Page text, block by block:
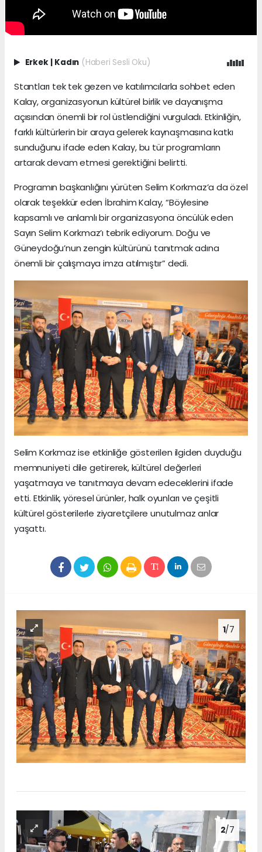
Erkek | Kadın (Haberi Sesli Oku)
Stantları tek tek gezen ve katılımcılarla sohbet eden
Kalay, organizasyonun kültürel birlik ve dayanışma
açısından önemli bir rol üstlendiğini vurguladı. Etkinliğin,
farklı kültürlerin bir araya gelerek kaynaşmasına katkı
sunduğunu ifade eden Kalay, bu tür programların
artarak devam etmesi gerektiğini belirtti.
Programın başkanlığını yürüten Selim Korkmaz’a da özel
olarak teşekkür eden İbrahim Kalay, “Böylesine
kapsamlı ve anlamlı bir organizasyona öncülük eden
Sayın Selim Korkmaz’ı tebrik ediyorum. Doğu ve
Güneydoğu’nun zengin kültürünü tanıtmak adına
önemli bir çalışmaya imza atılmıştır” dedi.
Selim Korkmaz ise etkinliğe gösterilen ilgiden duyduğu
memnuniyeti dile getirerek, kültürel değerleri
yaşatmaya ve tanıtmaya devam edeceklerini ifade
etti. Etkinlik, yöresel ürünler, halk oyunları ve çeşitli
kültürel gösterilerle ziyaretçilere unutulmaz anlar
yaşattı.
1/7
2/7